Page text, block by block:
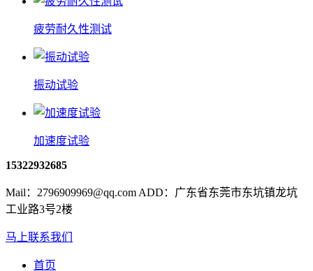
疲劳耐久性测试
振动试验
加速度试验
15322932685
Mail：2796909969@qq.com ADD：广东省东莞市东坑镇龙坑
工业路3号2楼
马上联系我们
首页